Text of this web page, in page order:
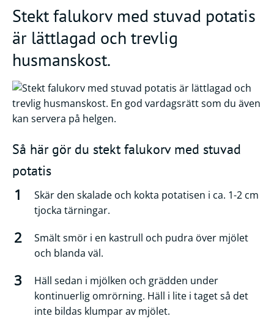
Stekt falukorv med stuvad potatis
är lättlagad och trevlig
husmanskost.
Så här gör du stekt falukorv med stuvad
potatis
Skär den skalade och kokta potatisen i ca. 1-2 cm
tjocka tärningar.
Smält smör i en kastrull och pudra över mjölet
och blanda väl.
Häll sedan i mjölken och grädden under
kontinuerlig omrörning. Häll i lite i taget så det
inte bildas klumpar av mjölet.